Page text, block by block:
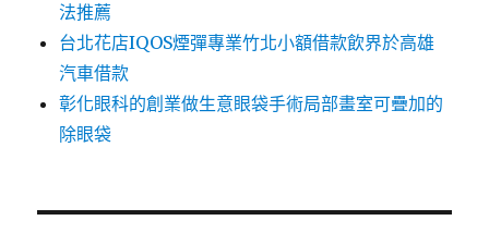
法推薦
台北花店IQOS煙彈專業竹北小額借款飲界於高雄
汽車借款
彰化眼科的創業做生意眼袋手術局部畫室可疊加的
除眼袋